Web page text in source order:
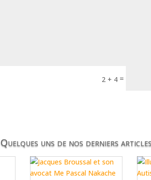
2 + 4=
Quelques uns de nos derniers articles